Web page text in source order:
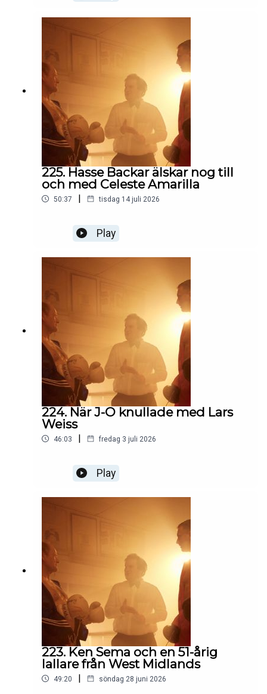
225. Hasse Backar älskar nog till
och med Celeste Amarilla
50:37 | tisdag 14 juli 2026
Play
224. När J-O knullade med Lars
Weiss
46:03 | fredag 3 juli 2026
Play
223. Ken Sema och en 51-årig
lallare från West Midlands
49:20 | söndag 28 juni 2026